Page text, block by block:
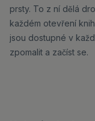
prsty. To z ní dělá
každém otevření
jsou dostupné v
zpomalit a začíst se.